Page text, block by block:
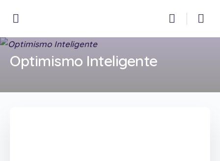
Optimismo Inteligente